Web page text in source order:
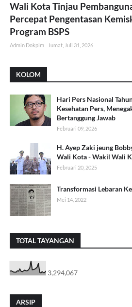
Wali Kota Tinjau
Percepat Pengentasan
Program BSPS
Admin Dokpim Jumat, Juli 31, 2026
KOLOM
Hari Pers Nasional
Kesehatan Pers,
Bertanggung Jawab
Februari 09, 2026
H. Ayep Zaki jeung
Wali Kota - Wakil Wali
Februari 20, 2025
Transformasi Lebaran
Mei 14, 2022
TOTAL TAYANGAN
3,294,067
ARSIP